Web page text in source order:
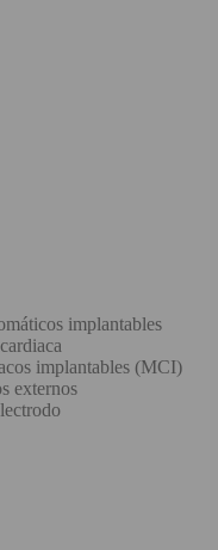
implantables
implantables (MCI)
externos